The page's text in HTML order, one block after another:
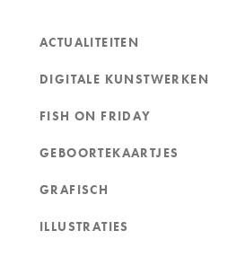
ACTUALITEITEN
DIGITALE KUNSTWERKEN
FISH ON FRIDAY
GEBOORTEKAARTJES
GRAFISCH
ILLUSTRATIES